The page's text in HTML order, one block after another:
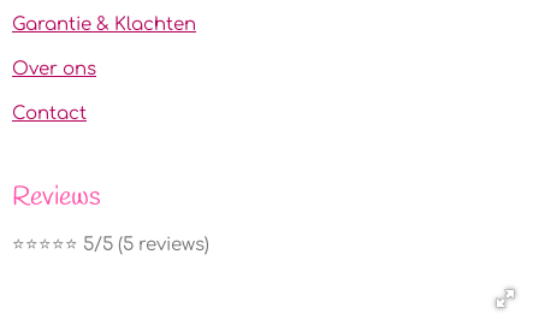
Garantie & Klachten
Over ons
Contact
Reviews
⭐️⭐️⭐️⭐️⭐️ 5/5 (5 reviews)